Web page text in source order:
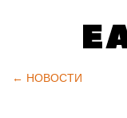
← НОВОСТИ